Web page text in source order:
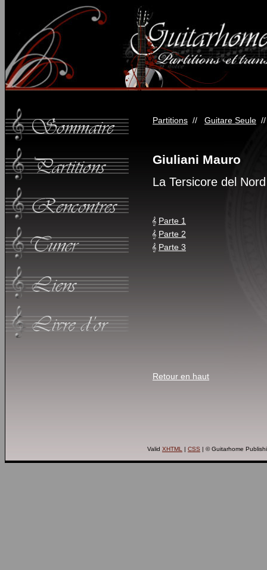
Partitions // Guitare Seule
Giuliani Mauro
La Tersicore del
Parte 1
Parte 2
Parte 3
Retour en haut
Valid XHTML | CSS | © Guitarhome